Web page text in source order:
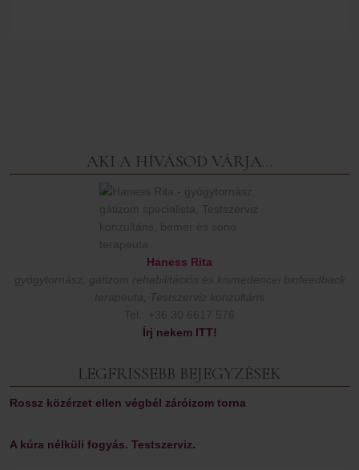
AKI A HÍVÁSOD VÁRJA…
Haness Rita
Írj nekem ITT!
LEGFRISSEBB BEJEGYZÉSEK
Rossz közérzet ellen végbél záróizom torna
A kúra nélküli fogyás. Testszerviz.